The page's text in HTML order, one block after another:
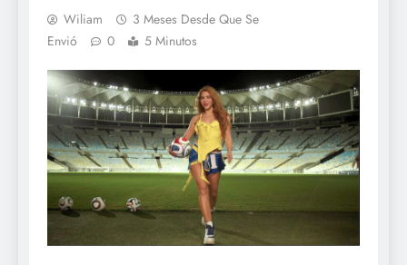
Wiliam
3 Meses Desde Que Se
Envió
0 5 Minutos